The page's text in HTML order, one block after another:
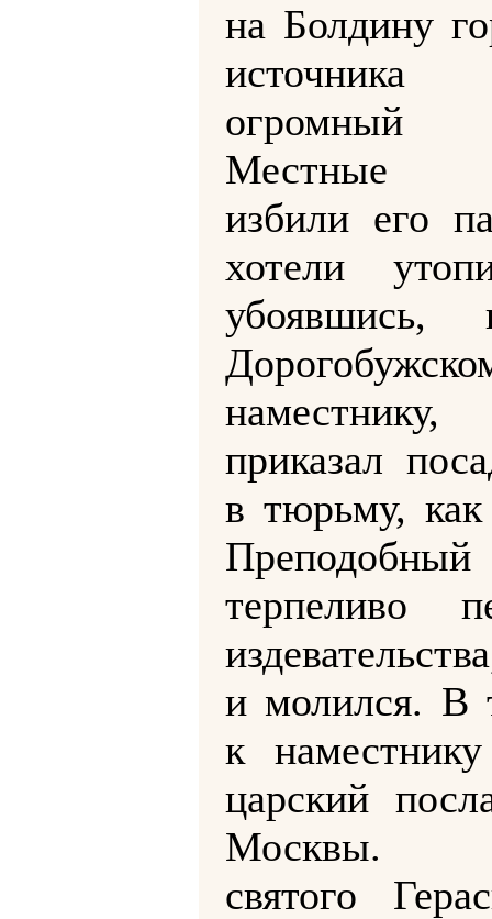
на Болдину
Местные
избили его
хотели
убоявшись,
наместнику,
приказал
в тюрьму, как
Преподобный
терпеливо
и молился. В
к
царский
Москвы.
святого